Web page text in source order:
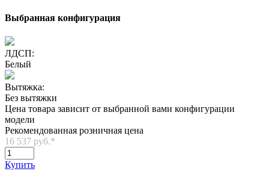
Выбранная конфигурация
ЛДСП:
Белый
Вытяжка:
Без вытяжки
Цена товара зависит от выбранной вами конфигурации
модели
Рекомендованная розничная цена
16 537 руб.*
Купить